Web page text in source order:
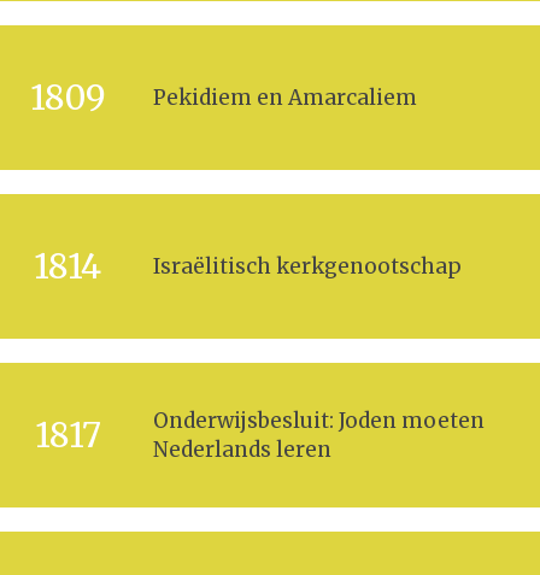
1809 Pekidiem en Amarcaliem
1814 Israëlitisch kerkgenootschap
1817
Onderwijsbesluit: Joden moeten
Nederlands leren